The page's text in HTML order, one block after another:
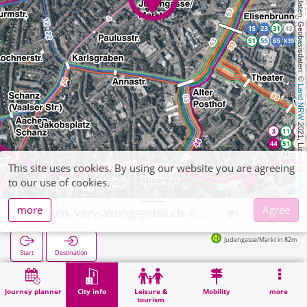
, Kartendaten, Geobasisdaten: ©
Land NRW
2021, Lizenz
dl-de/by-2-0
Journey planner City info
Leisure &
tourism
Mobility more
Start Destination
Judengasse/Markt in 82m
Home City info Administration Aachen, Verwaltungsgebäude Katschhof
This site uses cookies. By using our website you are agreeing
to our use of cookies.
more
Agree